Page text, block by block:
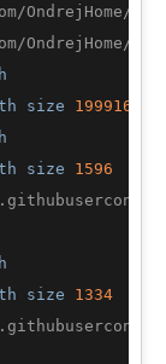
OndrejHome/
OndrejHome/
size
199916708
size
1596
size
1334